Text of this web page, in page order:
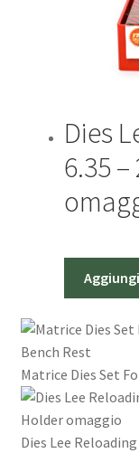
Dies
6.35
Matrice Dies Set
Dies Lee